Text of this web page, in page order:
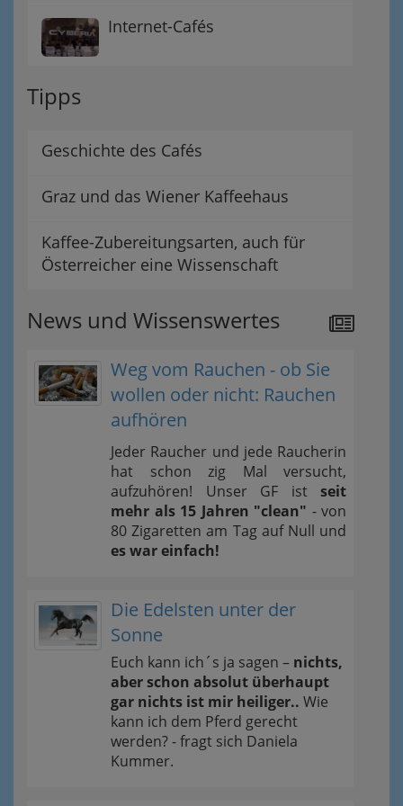
Internet-Cafés
Tipps
Geschichte des Cafés
Graz und das Wiener Kaffeehaus
Kaffee-Zubereitungsarten, auch für
Österreicher eine Wissenschaft
News und Wissenswertes
Weg vom Rauchen - ob Sie
wollen oder nicht: Rauchen
aufhören
Jeder Raucher und jede Raucherin
hat schon zig Mal versucht,
aufzuhören! Unser GF ist seit
mehr als 15 Jahren "clean" - von
80 Zigaretten am Tag auf Null und
es war einfach!
Die Edelsten unter der
Sonne
Euch kann ich´s ja sagen – nichts,
aber schon absolut überhaupt
gar nichts ist mir heiliger.. Wie
kann ich dem Pferd gerecht
werden? - fragt sich Daniela
Kummer.